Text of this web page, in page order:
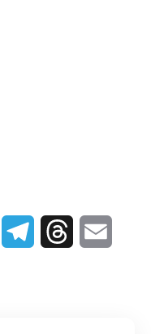
LinkedIn TelegramThreads